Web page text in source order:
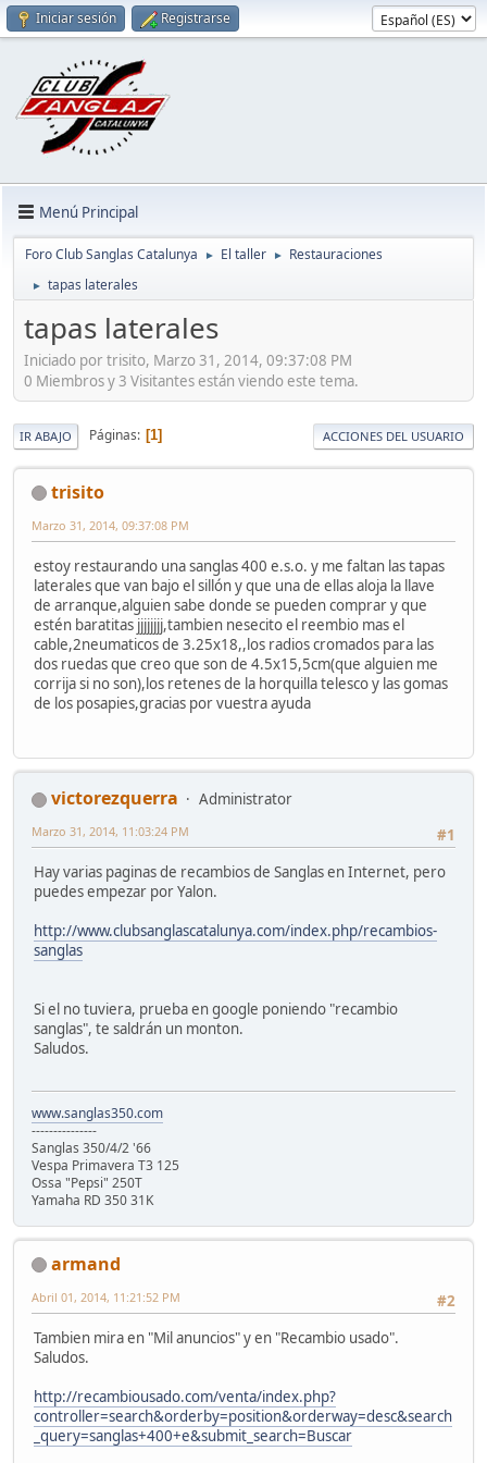
Iniciar sesión Registrarse
Menú Principal
Foro Club Sanglas Catalunya ► El taller ► Restauraciones
► tapas laterales
tapas laterales
Iniciado por trisito, Marzo 31, 2014, 09:37:08 PM
0 Miembros y 3 Visitantes están viendo este tema.
IR ABAJO Páginas 1 ACCIONES DEL USUARIO
trisito
Marzo 31, 2014, 09:37:08 PM
estoy restaurando una sanglas 400 e.s.o. y me faltan las tapas
laterales que van bajo el sillón y que una de ellas aloja la llave
de arranque,alguien sabe donde se pueden comprar y que
estén baratitas jjjjjjjj,tambien nesecito el reembio mas el
cable,2neumaticos de 3.25x18,,los radios cromados para las
dos ruedas que creo que son de 4.5x15,5cm(que alguien me
corrija si no son),los retenes de la horquilla telesco y las gomas
de los posapies,gracias por vuestra ayuda
victorezquerra
Administrator
#1
Marzo 31, 2014, 11:03:24 PM
Hay varias paginas de recambios de Sanglas en Internet, pero
puedes empezar por Yalon.
http://www.clubsanglascatalunya.com/index.php/recambios-
sanglas
Si el no tuviera, prueba en google poniendo "recambio
sanglas", te saldrán un monton.
Saludos.
www.sanglas350.com
---------------
Sanglas 350/4/2 '66
Vespa Primavera T3 125
Ossa "Pepsi" 250T
Yamaha RD 350 31K
armand
#2
Abril 01, 2014, 11:21:52 PM
Tambien mira en "Mil anuncios" y en "Recambio usado".
Saludos.
http://recambiousado.com/venta/index.php?
controller=search&orderby=position&orderway=desc&search
_query=sanglas+400+e&submit_search=Buscar